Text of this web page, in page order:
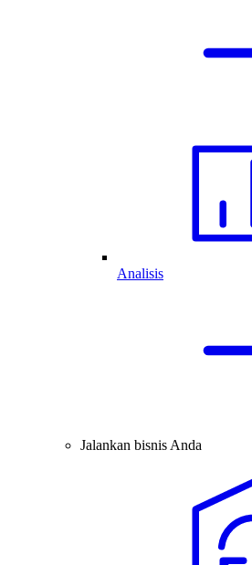
Analisis
Jalankan bisnis Anda